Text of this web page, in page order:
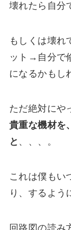
壊れたら自分
もしくは壊れ
ット→自分で
になるかもし
ただ絶対にや
貴重な機材を
と 、、、。
これは僕もい
り、するよう
回路図の読み